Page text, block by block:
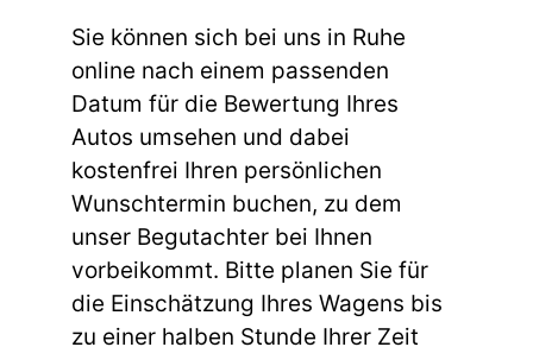
Sie können sich bei uns in Ruhe
online nach einem passenden
Datum für die Bewertung Ihres
Autos umsehen und dabei
kostenfrei Ihren persönlichen
Wunschtermin buchen, zu dem
unser Begutachter bei Ihnen
vorbeikommt. Bitte planen Sie für
die Einschätzung Ihres Wagens bis
zu einer halben Stunde Ihrer Zeit